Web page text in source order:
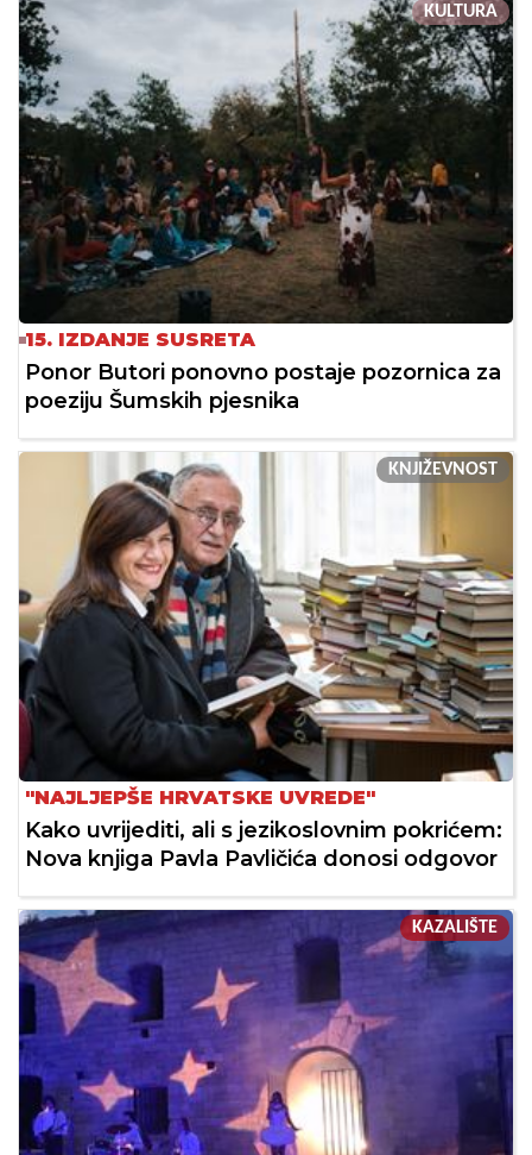
KULTURA
15. IZDANJE SUSRETA
Ponor Butori ponovno postaje pozornica za
poeziju Šumskih pjesnika
KNJIŽEVNOST
"NAJLJEPŠE HRVATSKE UVREDE"
Kako uvrijediti, ali s jezikoslovnim pokrićem:
Nova knjiga Pavla Pavličića donosi odgovor
KAZALIŠTE